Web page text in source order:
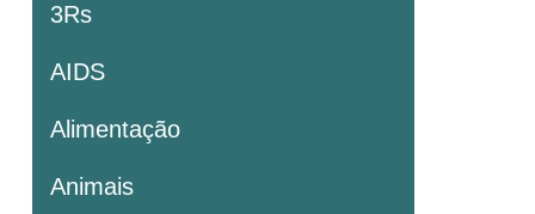
3Rs
AIDS
Alimentação
Animais